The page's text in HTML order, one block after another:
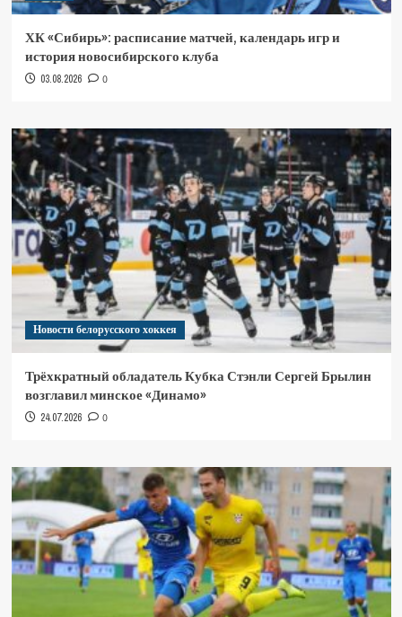
ХК «Сибирь»: расписание матчей, календарь игр и
история новосибирского клуба
03.08.2026 0
Новости белорусского хоккея
Трёхкратный обладатель Кубка Стэнли Сергей Брылин
возглавил минское «Динамо»
24.07.2026 0